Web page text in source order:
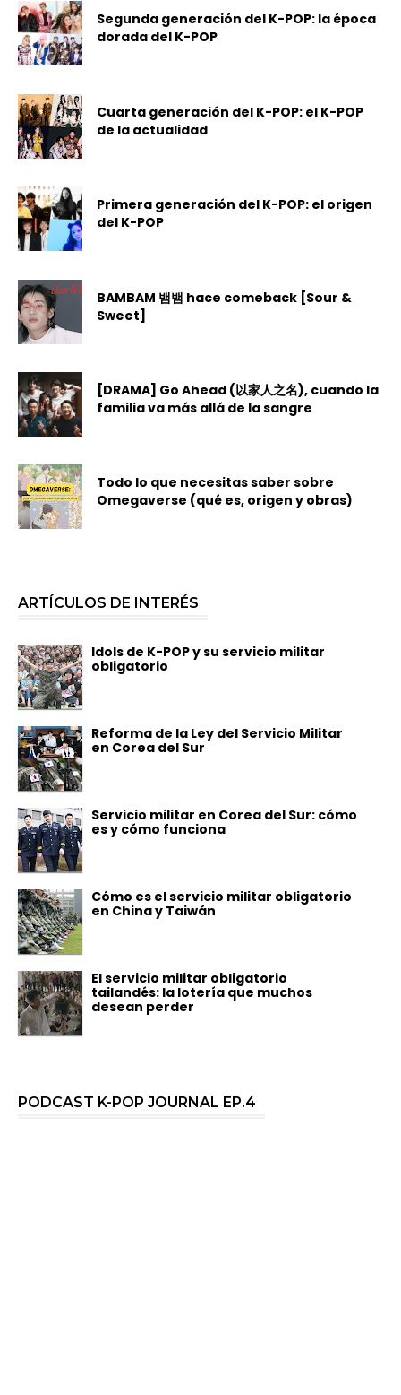
Segunda generación del K-POP: la época
dorada del K-POP
Cuarta generación del K-POP: el K-POP
de la actualidad
Primera generación del K-POP: el origen
del K-POP
BAMBAM 뱀뱀 hace comeback [Sour &
Sweet]
[DRAMA] Go Ahead (以家人之名), cuando la
familia va más allá de la sangre
Todo lo que necesitas saber sobre
Omegaverse (qué es, origen y obras)
ARTÍCULOS DE INTERÉS
Idols de K-POP y su servicio militar
obligatorio
Reforma de la Ley del Servicio Militar
en Corea del Sur
Servicio militar en Corea del Sur: cómo
es y cómo funciona
Cómo es el servicio militar obligatorio
en China y Taiwán
El servicio militar obligatorio
tailandés: la lotería que muchos
desean perder
PODCAST K-POP JOURNAL EP.4